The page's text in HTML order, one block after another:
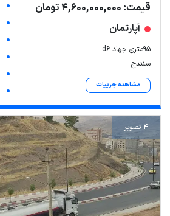
قیمت: 4,600,000,000 تومان
آپارتمان
۹۵متری جهاد d۶
سنندج
مشاهده جزییات
4 تصویر